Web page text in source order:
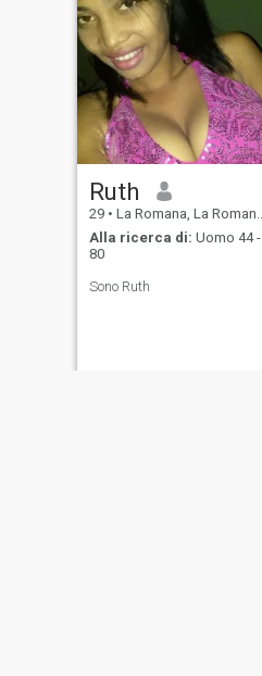
Ruth
29 • La Romana, La Romana, Rep. Dominicana
Alla ricerca di: Uomo 44 -
80
Sono Ruth